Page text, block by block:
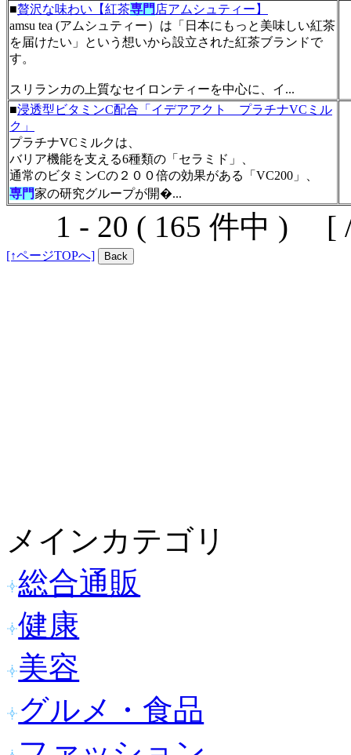
■贅沢な味わい【紅茶専門 店アムシュティー】
amsu tea (アムシュティー）は「日本にもっと美味しい紅茶
を届けたい」という想いから設立された紅茶ブランドで
す。
スリランカの上質なセイロンティーを中心に、イ...
■浸透型ビタミンC配合「イデアアクト プラチナVCミル
ク」
プラチナVCミルクは、
バリア機能を支える6種類の「セラミド」、
通常のビタミンCの２００倍の効果がある「VC200」、
専門家の研究グループが開�...
1 - 20 ( 165 件中 ) [
[↑ページTOPへ]
メインカテゴリ
総合通販
健康
美容
グルメ・食品